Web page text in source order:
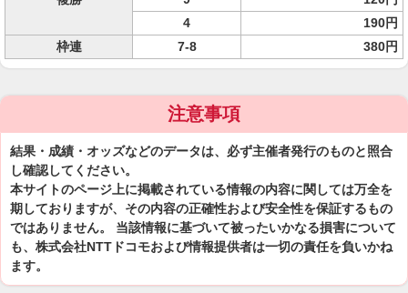
4
190円
枠連
7-8 380円
注意事項
結果・成績・オッズなどのデータは、必ず主催者発行のものと照合
し確認してください。
本サイトのページ上に掲載されている情報の内容に関しては万全を
期しておりますが、その内容の正確性および安全性を保証するもの
ではありません。 当該情報に基づいて被ったいかなる損害について
も、株式会社NTTドコモおよび情報提供者は一切の責任を負いかね
ます。